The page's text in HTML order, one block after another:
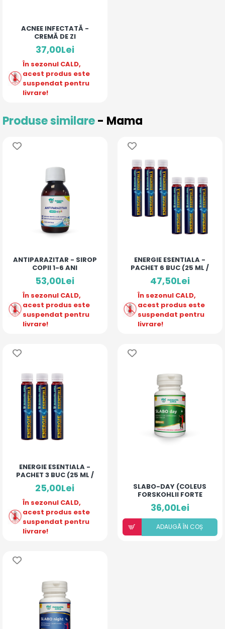
ACNEE INFECTATĂ -
CREMĂ DE ZI
37,00Lei
În sezonul CALD,
acest produs este
suspendat pentru
livrare!
Produse similare- Mama
ANTIPARAZITAR - SIROP
COPII 1-6 ANI
53,00Lei
În sezonul CALD,
acest produs este
suspendat pentru
livrare!
ENERGIE ESENTIALA -
PACHET 6 BUC (25 ML /
MONODOZA)
47,50Lei
În sezonul CALD,
acest produs este
suspendat pentru
livrare!
ENERGIE ESENTIALA -
PACHET 3 BUC (25 ML /
MONODOZA)
25,00Lei
În sezonul CALD,
acest produs este
suspendat pentru
livrare!
SLABO-DAY (COLEUS
FORSKOHLII FORTE
40MG)
36,00Lei
ADAUGÃ ÎN COȘ